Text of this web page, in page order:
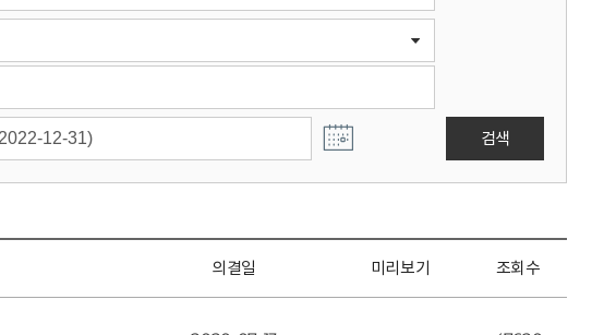
검색
의결일 미리보기 조회수